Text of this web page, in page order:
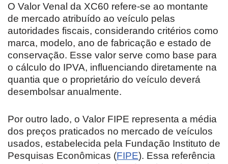
O Valor Venal da XC60 refere-se ao montante
de mercado atribuído ao veículo pelas
autoridades fiscais, considerando critérios como
marca, modelo, ano de fabricação e estado de
conservação. Esse valor serve como base para
o cálculo do IPVA, influenciando diretamente na
quantia que o proprietário do veículo deverá
desembolsar anualmente.
Por outro lado, o Valor FIPE representa a média
dos preços praticados no mercado de veículos
usados, estabelecida pela Fundação Instituto de
Pesquisas Econômicas (FIPE). Essa referência